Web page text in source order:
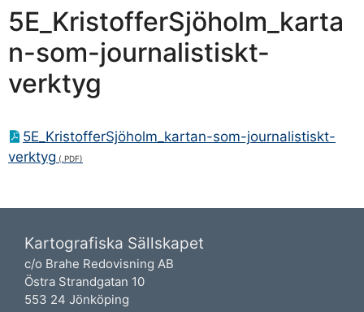
5E_KristofferSjöholm_karta
n-som-journalistiskt-
verktyg
5E_KristofferSjöholm_kartan-som-journalistiskt-
verktyg
Kartografiska Sällskapet
c/o Brahe Redovisning AB
Östra Strandgatan 10
553 24 Jönköping